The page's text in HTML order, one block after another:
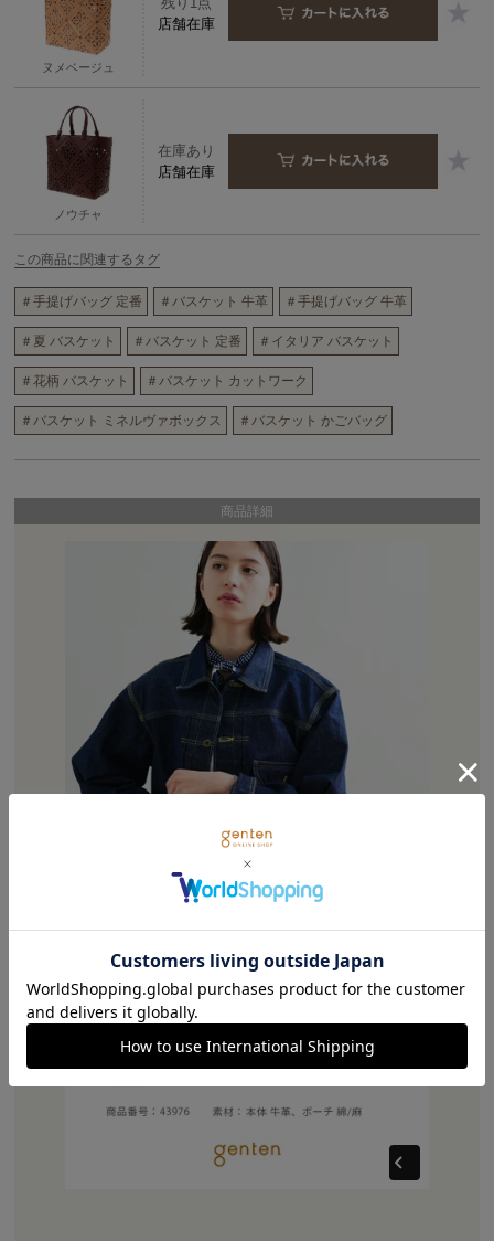
ヌメベージュ
店舗在庫
ノウチャ
在庫あり
店舗在庫
この商品に関連するタグ
＃手提げバッグ 定番 ＃バスケット 牛革 ＃手提げバッグ 牛革
＃夏 バスケット ＃バスケット 定番 ＃イタリア バスケット
＃花柄 バスケット ＃バスケット カットワーク
＃バスケット ミネルヴァボックス ＃バスケット かごバッグ
商品詳細